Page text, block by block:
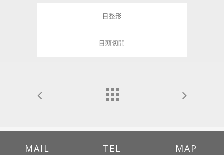
目整形
目頭切開
MAIL TEL MAP